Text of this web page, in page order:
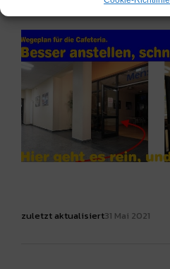
zuletzt aktualisiert31 Mai 2021